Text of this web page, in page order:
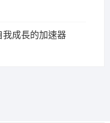
成長的加速器